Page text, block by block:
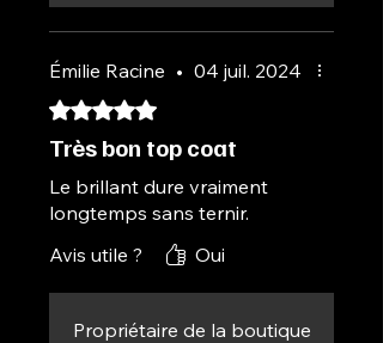
Émilie Racine • 04 juil. 2024
Noté 5 sur 5.
Très bon top coat
Le brillant dure vraiment
longtemps sans ternir.
Avis utile ?
Oui
Propriétaire de la boutique